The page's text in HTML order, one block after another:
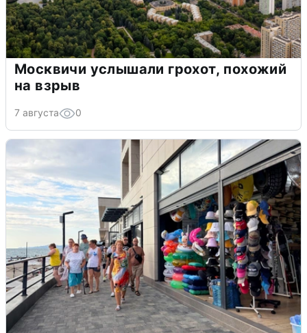
Москвичи услышали грохот, похожий
на взрыв
7 августа 0